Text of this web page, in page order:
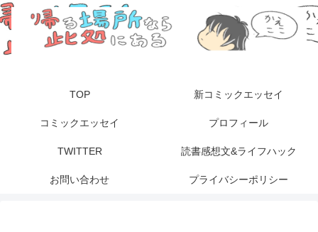
TOP 新コミックエッセイ
コミックエッセイ プロフィール
TWITTER 読書感想文&ライフハック
お問い合わせ プライバシーポリシー